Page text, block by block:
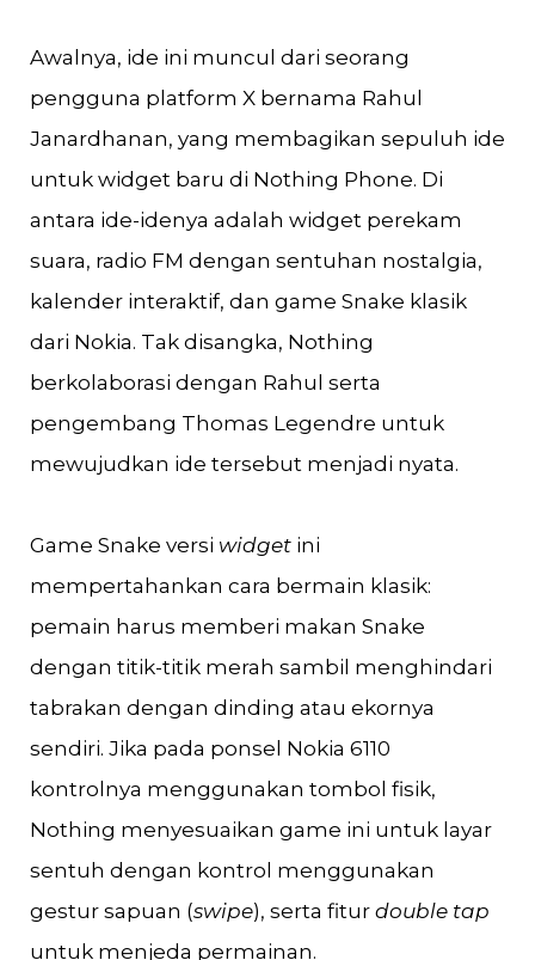
Awalnya, ide ini muncul dari seorang
pengguna platform X bernama Rahul
Janardhanan, yang membagikan sepuluh ide
untuk widget baru di Nothing Phone. Di
antara ide-idenya adalah widget perekam
suara, radio FM dengan sentuhan nostalgia,
kalender interaktif, dan game Snake klasik
dari Nokia. Tak disangka, Nothing
berkolaborasi dengan Rahul serta
pengembang Thomas Legendre untuk
mewujudkan ide tersebut menjadi nyata.
Game Snake versi widget ini
mempertahankan cara bermain klasik:
pemain harus memberi makan Snake
dengan titik-titik merah sambil menghindari
tabrakan dengan dinding atau ekornya
sendiri. Jika pada ponsel Nokia 6110
kontrolnya menggunakan tombol fisik,
Nothing menyesuaikan game ini untuk layar
sentuh dengan kontrol menggunakan
gestur sapuan (swipe), serta fitur double tap
untuk menjeda permainan.